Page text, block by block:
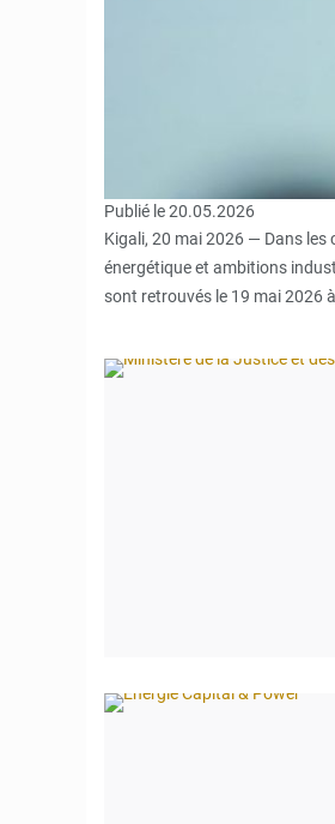
Publié le 20.05.2026
Kigali, 20 mai 2026 — Dans les
énergétique et ambitions
sont retrouvés le 19 mai 2026